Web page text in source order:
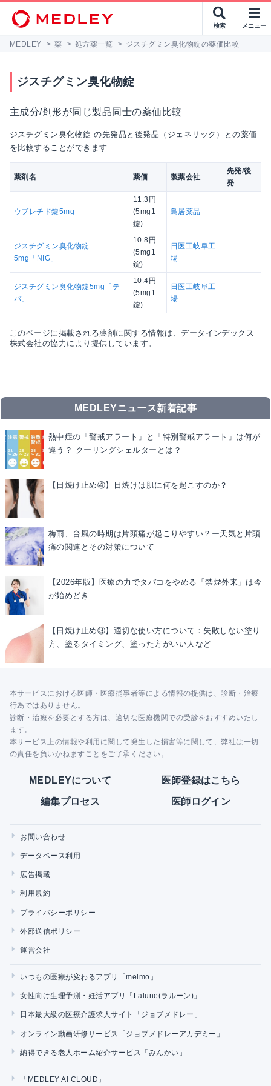
検索 メニュー
MEDLEY > 薬 > 処方薬一覧 > ジスチグミン臭化物錠の薬価比較
ジスチグミン臭化物錠
主成分/剤形が同じ製品同士の薬価比較
ジスチグミン臭化物錠 の先発品と後発品（ジェネリック）との薬価
を比較することができます
薬剤名 薬価 製薬会社
先発/後
発
ウブレチド錠5mg
11.3円
(5mg1
錠)
鳥居薬品
ジスチグミン臭化物錠
5mg「NIG」
10.8円
(5mg1
錠)
日医工岐阜工
場
ジスチグミン臭化物錠5mg「テ
バ」
10.4円
(5mg1
錠)
日医工岐阜工
場
このページに掲載される薬剤に関する情報は、データインデックス
株式会社の協力により提供しています。
MEDLEYニュース新着記事
熱中症の「警戒アラート」と「特別警戒アラート」は何が
違う？ クーリングシェルターとは？
【日焼け止め④】日焼けは肌に何を起こすのか？
梅雨、台風の時期は片頭痛が起こりやすい？ー天気と片頭
痛の関連とその対策について
【2026年版】医療の力でタバコをやめる「禁煙外来」は今
が始めどき
【日焼け止め③】適切な使い方について：失敗しない塗り
方、塗るタイミング、塗った方がいい人など
本サービスにおける医師・医療従事者等による情報の提供は、診断・治療
行為ではありません。
診断・治療を必要とする方は、適切な医療機関での受診をおすすめいたし
ます。
本サービス上の情報や利用に関して発生した損害等に関して、弊社は一切
の責任を負いかねますことをご了承ください。
MEDLEYについて 医師登録はこちら
編集プロセス 医師ログイン
お問い合わせ
データベース利用
広告掲載
利用規約
プライバシーポリシー
外部送信ポリシー
運営会社
いつもの医療が変わるアプリ「melmo」
女性向け生理予測・妊活アプリ「Lalune(ラルーン)」
日本最大級の医療介護求人サイト「ジョブメドレー」
オンライン動画研修サービス「ジョブメドレーアカデミー」
納得できる老人ホーム紹介サービス「みんかい」
「MEDLEY AI CLOUD」